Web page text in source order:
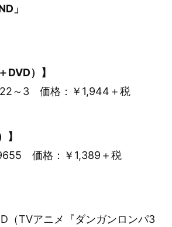
」
DVD）】
～3 価格：￥1,944＋税
】
価格：￥1,389＋税
（TVアニメ『ダンガンロンパ3